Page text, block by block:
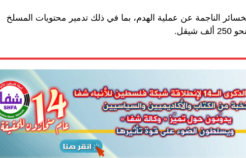
الناجمة عن عملية الهدم، بما في ذلك تدمير محتويات المسلخ
شيقل.